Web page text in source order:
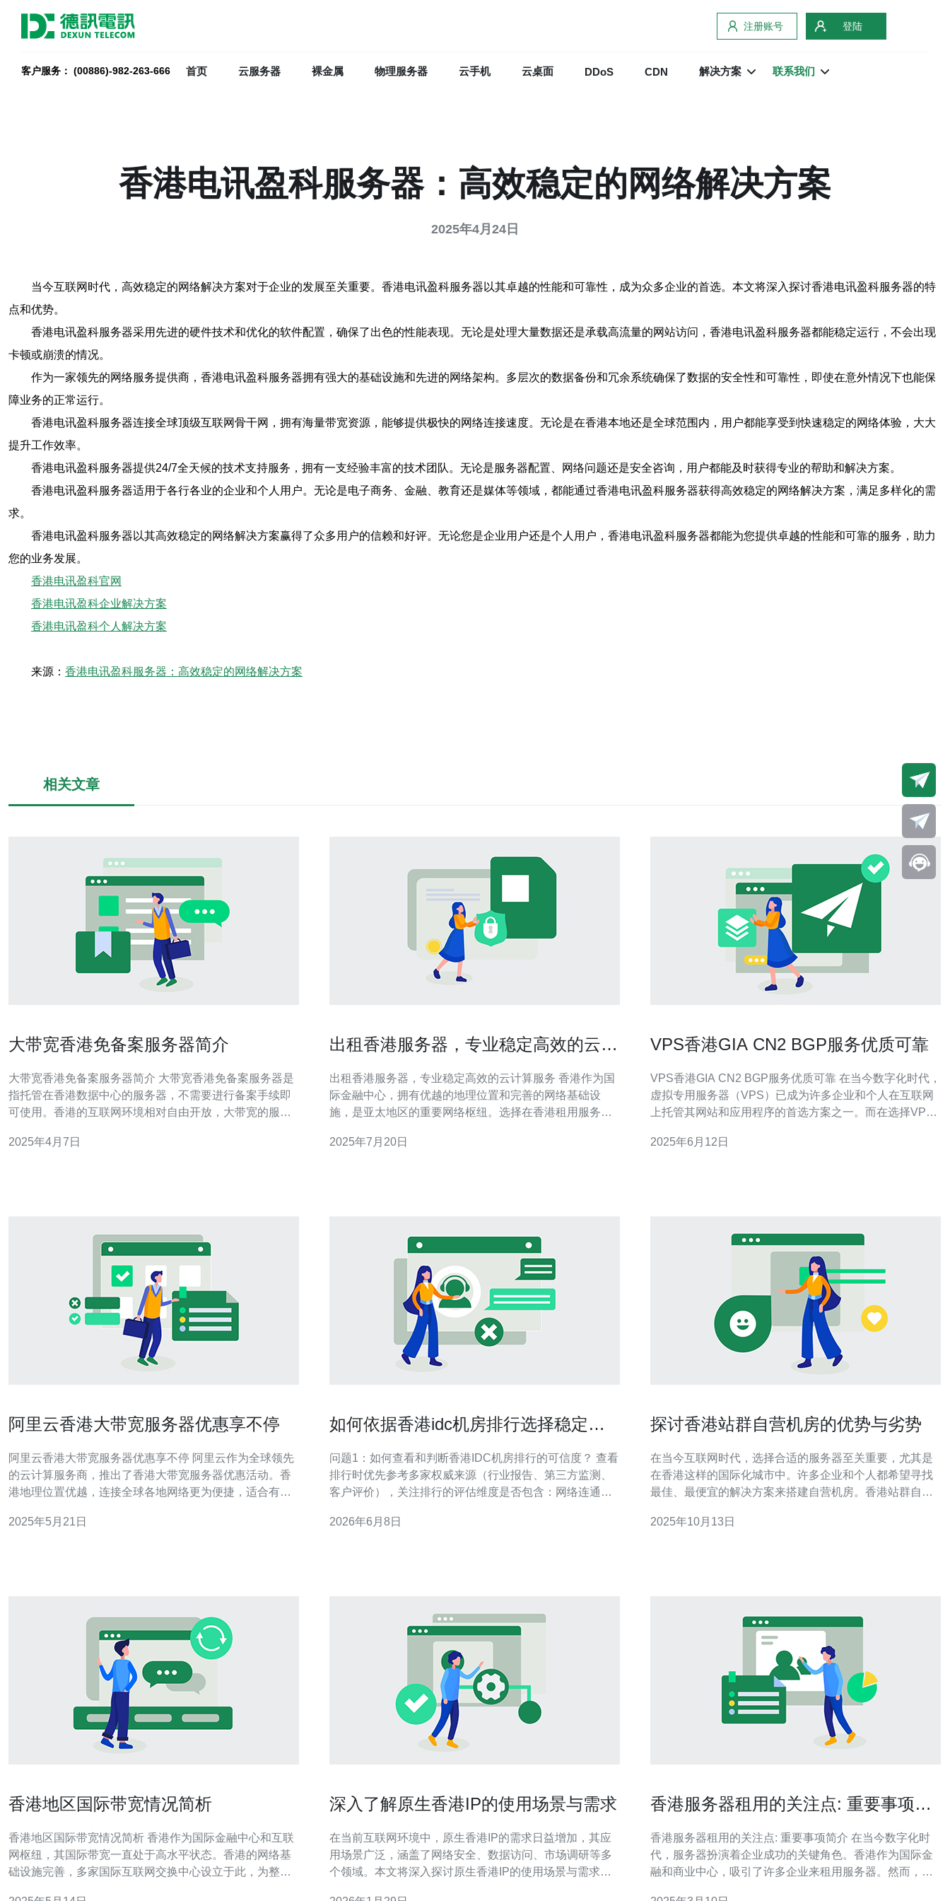
注册账号 登陆
客户服务： (00886)-982-263-666 首页 云服务器 裸金属 物理服务器 云手机 云桌面 DDoS CDN 解决方案 联系我们
香港电讯盈科服务器：高效稳定的网络解决方案
2025年4月24日
当今互联网时代，高效稳定的网络解决方案对于企业的发展至关重要。香港电讯盈科服务器以其卓越的性能和可靠性，成为众多企业的首选。本文将深入探讨香港电讯盈科服务器的特
点和优势。
香港电讯盈科服务器采用先进的硬件技术和优化的软件配置，确保了出色的性能表现。无论是处理大量数据还是承载高流量的网站访问，香港电讯盈科服务器都能稳定运行，不会出现
卡顿或崩溃的情况。
作为一家领先的网络服务提供商，香港电讯盈科服务器拥有强大的基础设施和先进的网络架构。多层次的数据备份和冗余系统确保了数据的安全性和可靠性，即使在意外情况下也能保
障业务的正常运行。
香港电讯盈科服务器连接全球顶级互联网骨干网，拥有海量带宽资源，能够提供极快的网络连接速度。无论是在香港本地还是全球范围内，用户都能享受到快速稳定的网络体验，大大
提升工作效率。
香港电讯盈科服务器提供24/7全天候的技术支持服务，拥有一支经验丰富的技术团队。无论是服务器配置、网络问题还是安全咨询，用户都能及时获得专业的帮助和解决方案。
香港电讯盈科服务器适用于各行各业的企业和个人用户。无论是电子商务、金融、教育还是媒体等领域，都能通过香港电讯盈科服务器获得高效稳定的网络解决方案，满足多样化的需
求。
香港电讯盈科服务器以其高效稳定的网络解决方案赢得了众多用户的信赖和好评。无论您是企业用户还是个人用户，香港电讯盈科服务器都能为您提供卓越的性能和可靠的服务，助力
您的业务发展。
香港电讯盈科官网
香港电讯盈科企业解决方案
香港电讯盈科个人解决方案
来源： 香港电讯盈科服务器：高效稳定的网络解决方案
相关文章
大带宽香港免备案服务器简介
大带宽香港免备案服务器简介 大带宽香港免备案服务器是
指托管在香港数据中心的服务器，不需要进行备案手续即
可使用。香港的互联网环境相对自由开放，大带宽的服务
无需备案：相比其他国家和地区的服务器，大带宽香港免
2025年4月7日
出租香港服务器，专业稳定高效的云计
出租香港服务器，专业稳定高效的云计算服务 香港作为国
际金融中心，拥有优越的地理位置和完善的网络基础设
施，是亚太地区的重要网络枢纽。选择在香港租用服务
供更好的服务体验。 香港服务器具有以下优势： 稳定高
2025年7月20日
VPS香港GIA CN2 BGP服务优质可靠
VPS香港GIA CN2 BGP服务优质可靠 在当今数字化时代，
虚拟专用服务器（VPS）已成为许多企业和个人在互联网
上托管其网站和应用程序的首选方案之一。而在选择VPS
VPS香港GIA CN2 BGP服务提供商以其优质可靠的服务而
2025年6月12日
阿里云香港大带宽服务器优惠享不停
阿里云香港大带宽服务器优惠享不停 阿里云作为全球领先
的云计算服务商，推出了香港大带宽服务器优惠活动。香
港地理位置优越，连接全球各地网络更为便捷，适合有海
惠的价格体验到高性能的大带宽服务器。 阿里云的服务器
2025年5月21日
如何依据香港idc机房排行选择稳定可
问题1：如何查看和判断香港IDC机房排行的可信度？ 查看
排行时优先参考多家权威来源（行业报告、第三方监测、
客户评价），关注排行的评估维度是否包含：网络连通
证（如ISO、PCI）。避免只看单一榜单或付费广告排名，
2026年6月8日
探讨香港站群自营机房的优势与劣势
在当今互联网时代，选择合适的服务器至关重要，尤其是
在香港这样的国际化城市中。许多企业和个人都希望寻找
最佳、最便宜的解决方案来搭建自营机房。香港站群自营
首选。然而，尽管其优势显著，但也存在一些不可忽视的
2025年10月13日
香港地区国际带宽情况简析
香港地区国际带宽情况简析 香港作为国际金融中心和互联
网枢纽，其国际带宽一直处于高水平状态。香港的网络基
础设施完善，多家国际互联网交换中心设立于此，为整个
深入了解原生香港IP的使用场景与需求
在当前互联网环境中，原生香港IP的需求日益增加，其应
用场景广泛，涵盖了网络安全、数据访问、市场调研等多
个领域。本文将深入探讨原生香港IP的使用场景与需求，
香港服务器租用的关注点: 重要事项简
香港服务器租用的关注点: 重要事项简介 在当今数字化时
代，服务器扮演着企业成功的关键角色。香港作为国际金
融和商业中心，吸引了许多企业来租用服务器。然而，租